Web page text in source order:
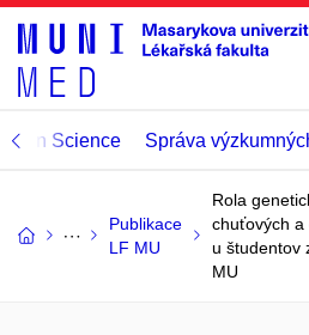
Open Science Správa
Publikace
LF MU
Rola
chuťových a
u študentov
MU